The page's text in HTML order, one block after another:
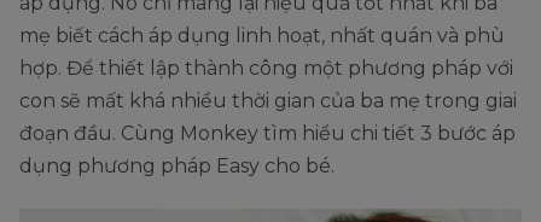
mẹ biết cách áp dụng linh hoạt, nhất quán và phù
hợp. Để thiết lập thành công một phương pháp với
con sẽ mất khá nhiều thời gian của ba mẹ trong giai
đoạn đầu. Cùng Monkey tìm hiểu chi tiết 3 bước áp
dụng phương pháp Easy cho bé.